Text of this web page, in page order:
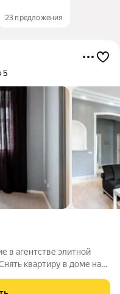
23 предложения
5
в агентстве элитной
квартиру в доме на
просторная